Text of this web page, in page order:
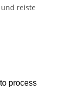
reiste